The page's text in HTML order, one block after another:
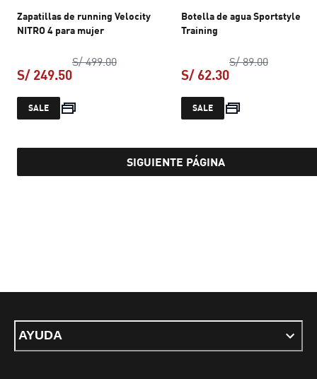
Zapatillas de running Velocity
NITRO 4 para mujer
S/ 499.00precio original S/ 499.00
S/ 249.50
precio actual S/ 249.50
SALE
Botella de agua Sportstyle
Training
S/ 89.00precio
S/ 62.30
precio actual S/
SALE
SIGUIENTE PÁGINA
AYUDA